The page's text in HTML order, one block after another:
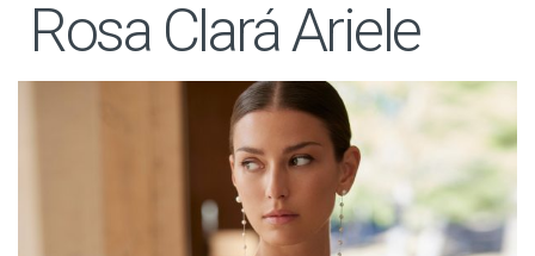
Rosa Clará Ariele